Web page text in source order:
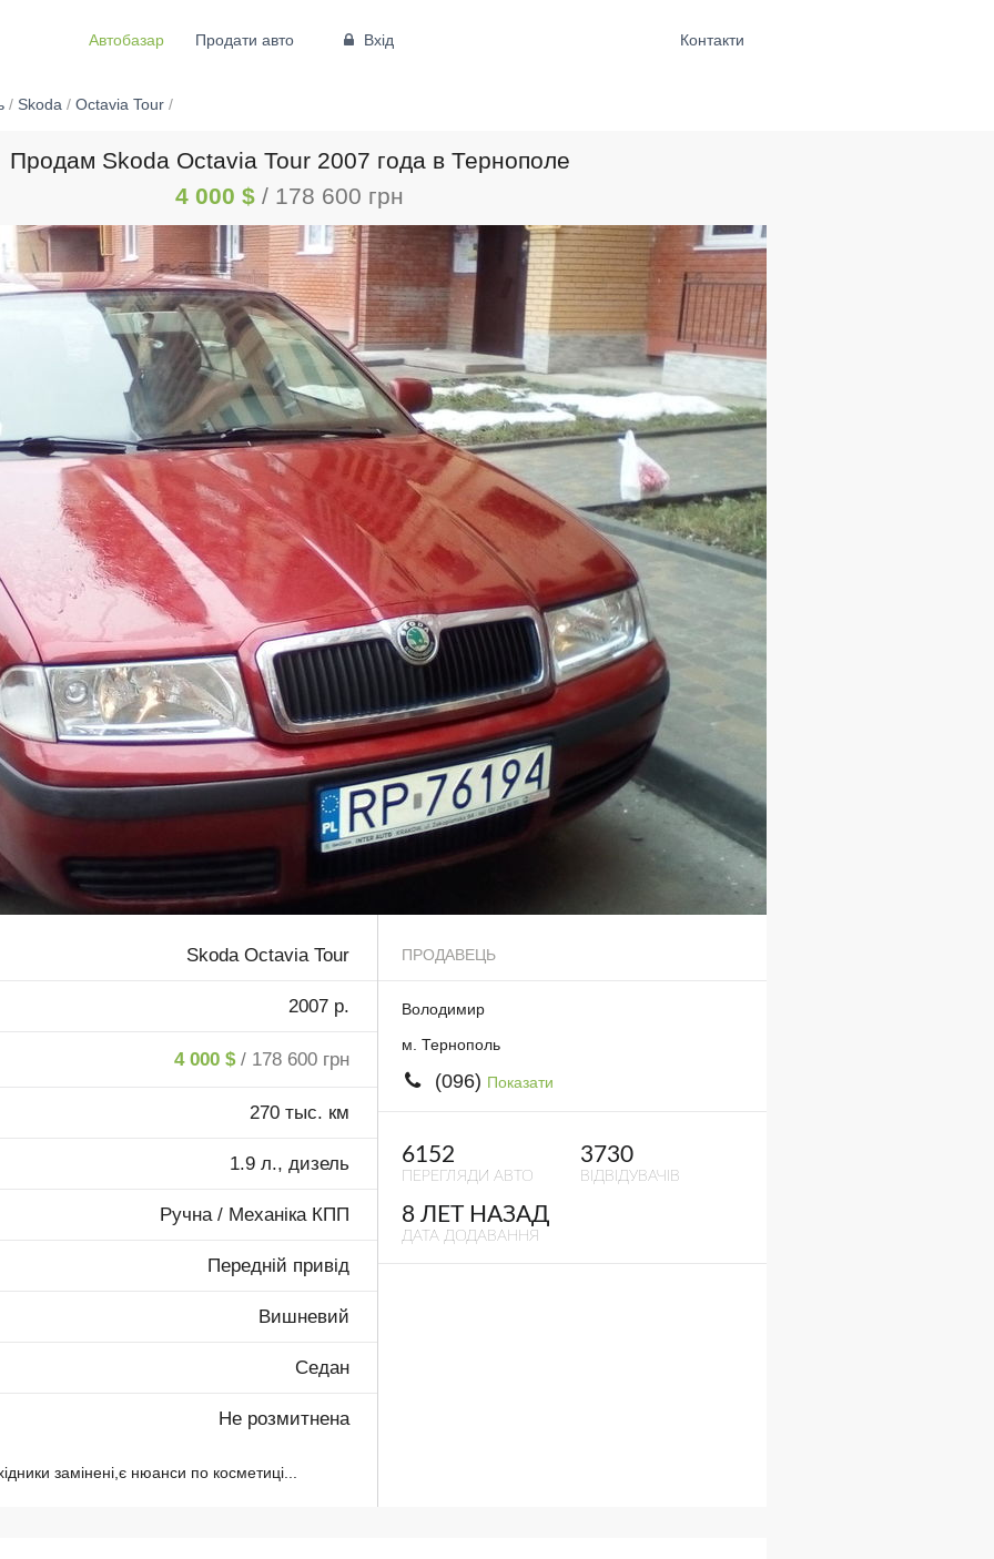
Автобазар Продати авто Вхід Контакти
/ Skoda / Octavia Tour/
Продам Skoda Octavia Tour 2007 года в Тернополе
4 000 $ / 178 600 грн
Skoda Octavia Tour
2007 р.
4 000 $ / 178 600 грн
270 тыс. км
1.9 л., дизель
Ручна / Механіка КПП
Передній привід
Вишневий
Седан
Не розмитнена
замінені,є нюанси по косметиці...
ПРОДАВЕЦЬ
Володимир
м. Тернополь
(096) Показати
6152
ПЕРЕГЛЯДИ АВТО
3730
ВІДВІДУВАЧІВ
8 ЛЕТ НАЗАД
ДАТА ДОДАВАННЯ